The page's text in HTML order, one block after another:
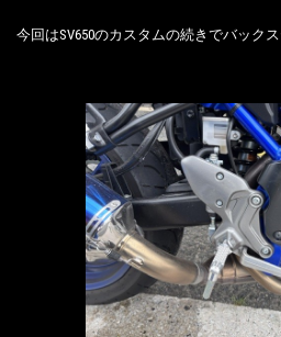
今回はSV650のカスタムの続きでバック